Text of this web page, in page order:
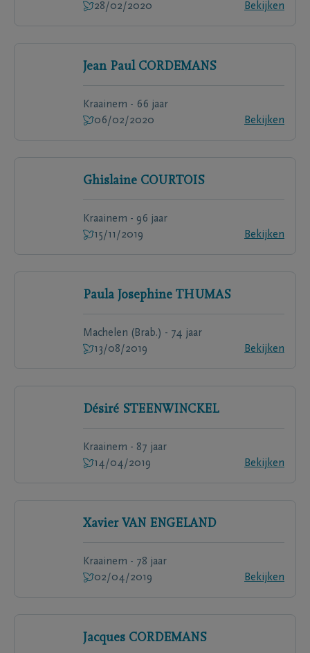
28/02/2020
Bekijken
Jean Paul CORDEMANS
Kraainem - 66 jaar
06/02/2020
Bekijken
Ghislaine COURTOIS
Kraainem - 96 jaar
15/11/2019
Bekijken
Paula Josephine THUMAS
Machelen (Brab.) - 74 jaar
13/08/2019
Bekijken
Désiré STEENWINCKEL
Kraainem - 87 jaar
14/04/2019
Bekijken
Xavier VAN ENGELAND
Kraainem - 78 jaar
02/04/2019
Bekijken
Jacques CORDEMANS